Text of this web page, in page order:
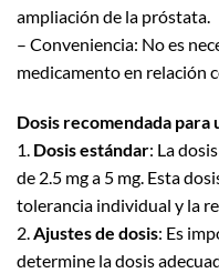
ampliación de la próstata.
– Conveniencia: No es
medicamento en relación
Dosis recomendada para
1. Dosis estándar: La
de 2.5 mg a 5 mg. Esta
tolerancia individual y la
2.Ajustes de dosis: Es
determine la dosis